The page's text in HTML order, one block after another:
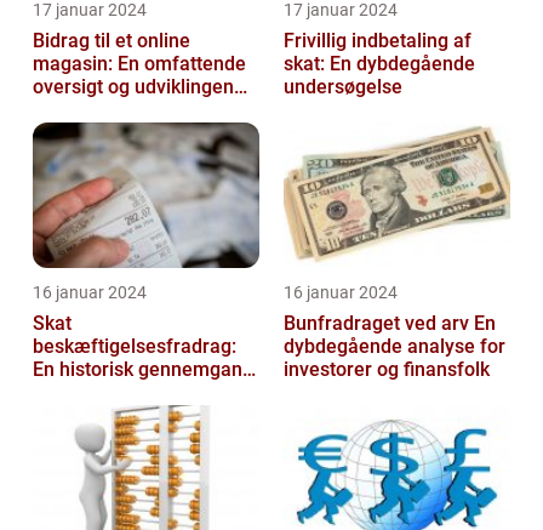
17 januar 2024
Bidrag til et online
magasin: En omfattende
oversigt og udviklingen
17 januar 2024
Frivillig indbetaling af
skat: En dybdegående
undersøgelse
16 januar 2024
Skat
beskæftigelsesfradrag:
En historisk gennemgang
skattefritagelsesprogram
for inves...
16 januar 2024
Bunfradraget ved arv En
dybdegående analyse for
investorer og finansfolk